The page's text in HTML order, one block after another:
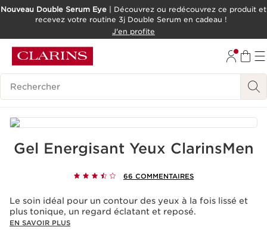
ALLER AU CONTENU
OUTIL D'ACCESSIBILITÉ
Nouveau Double Serum Eye | Découvrez ou redécouvrez ce produit et
recevez votre routine 3j Double Serum en cadeau !
J'en profite
Historique des recherches
Gel Energisant Yeux ClarinsMen
66 COMMENTAIRES
Le soin idéal pour un contour des yeux à la fois lissé et
plus tonique, un regard éclatant et reposé.
EN SAVOIR PLUS